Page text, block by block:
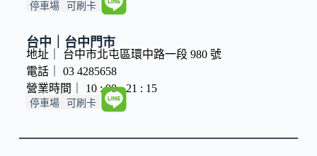
停車場 可刷卡
台中｜台中門市
地址｜ 台中市北屯區環中路一段 980 號
電話｜ 03 4285658
營業時間｜ 10 : 00 - 21 : 15
停車場 可刷卡